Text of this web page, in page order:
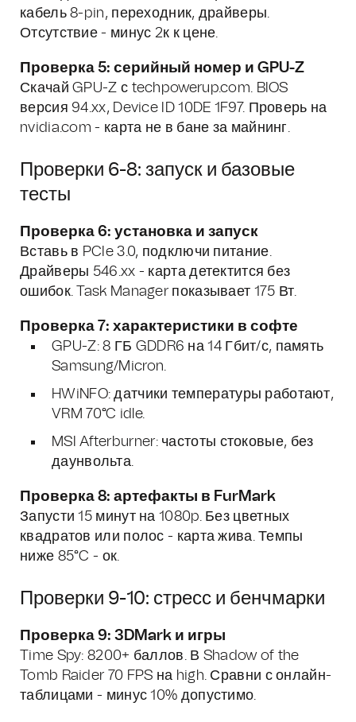
кабель 8-pin, переходник, драйверы.
Отсутствие - минус 2к к цене.
Проверка 5: серийный номер и GPU-Z
Скачай GPU-Z с techpowerup.com. BIOS
версия 94.xx, Device ID 10DE 1F97. Проверь на
nvidia.com - карта не в бане за майнинг.
Проверки 6-8: запуск и базовые
тесты
Проверка 6: установка и запуск
Вставь в PCIe 3.0, подключи питание.
Драйверы 546.xx - карта детектится без
ошибок. Task Manager показывает 175 Вт.
Проверка 7: характеристики в софте
GPU-Z: 8 ГБ GDDR6 на 14 Гбит/с, память
Samsung/Micron.
HWiNFO: датчики температуры работают,
VRM 70°C idle.
MSI Afterburner: частоты стоковые, без
даунвольта.
Проверка 8: артефакты в FurMark
Запусти 15 минут на 1080p. Без цветных
квадратов или полос - карта жива. Темпы
ниже 85°C - ок.
Проверки 9-10: стресс и бенчмарки
Проверка 9: 3DMark и игры
Time Spy: 8200+ баллов. В Shadow of the
Tomb Raider 70 FPS на high. Сравни с онлайн-
таблицами - минус 10% допустимо.